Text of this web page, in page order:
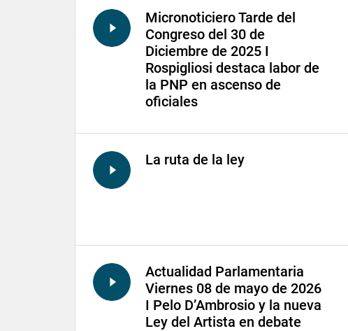
Micronoticiero Tarde del
Congreso del 30 de
Diciembre de 2025 I
Rospigliosi destaca labor de
la PNP en ascenso de
oficiales
La ruta de la ley
Actualidad Parlamentaria
Viernes 08 de mayo de 2026
I Pelo D’Ambrosio y la nueva
Ley del Artista en debate